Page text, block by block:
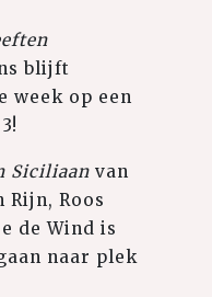
blijft
week op een
Siciliaanvan
Rijn, Roos
de Wind is
naar plek